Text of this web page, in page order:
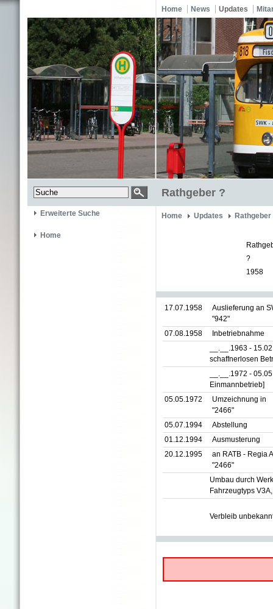
Home News Updates
Rathgeber ?
Erweiterte Suche
Home
Home Updates Rathgeber
?
1958
17.07.1958
Auslieferung an
"942"
07.08.1958
Inbetriebnahme
__.__.1963 -
schaffnerlosen
__.__.1972 -
Einmannbetrieb]
05.05.1972
Umzeichnung in
"2466"
05.07.1994
Abstellung
01.12.1994
Ausmusterung
20.12.1995
an RATB - Regia
"2466"
Umbau durch
Fahrzeugtyps
Verbleib